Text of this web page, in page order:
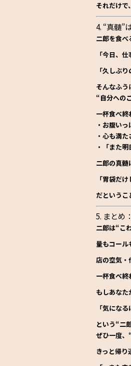
それだけで
4. “真髄”
二郎を食べ
「今日、
「久しぶ
そんなふう
“自分への
一杯食べ終
・お腹いっ
・心も満た
・「また
二郎の真髄
「胃袋だ
だという
5. まとめ
二郎は“こ
量もコー
店の空気・
一杯食べ
もしあなた
「気にな
という“二
ぜひ一度、
きっと帰り